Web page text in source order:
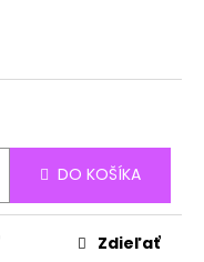
DO KOŠÍKA
Zdieľať